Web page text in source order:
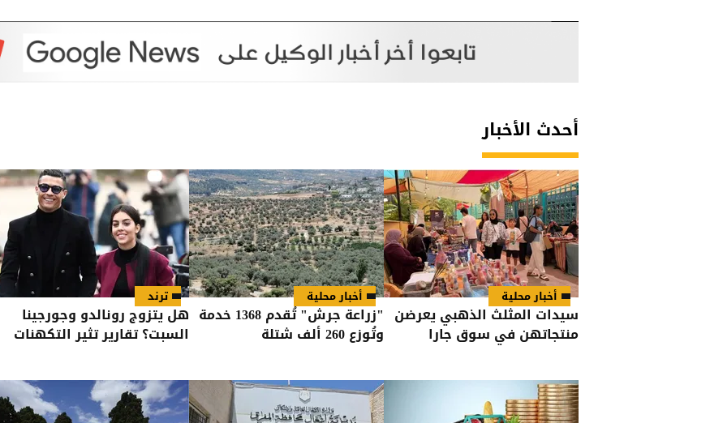
أحدث الأخبار
أخبار محلية
سيدات المثلث الذهبي يعرضن
منتجاتهن في سوق جارا
أخبار محلية
"زراعة جرش" تُقدم 1368 خدمة
وتُوزع 260 ألف شتلة
ترند
هل يتزوج رونالدو وجورجينا
السبت؟ تقارير تثير التكهنات